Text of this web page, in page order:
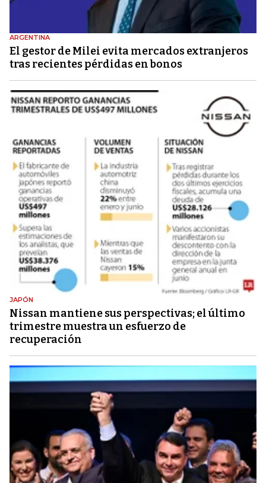
ARGENTINA
El gestor de Milei evita mercados extranjeros
tras recientes pérdidas en bonos
JAPÓN
Nissan mantiene sus perspectivas; el último
trimestre muestra un esfuerzo de
recuperación